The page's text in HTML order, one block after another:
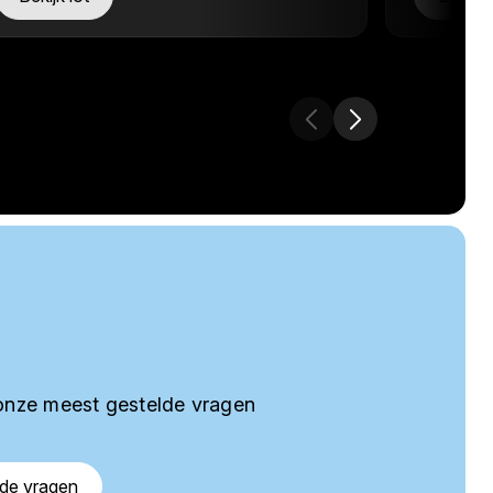
meest gestelde vragen
vragen